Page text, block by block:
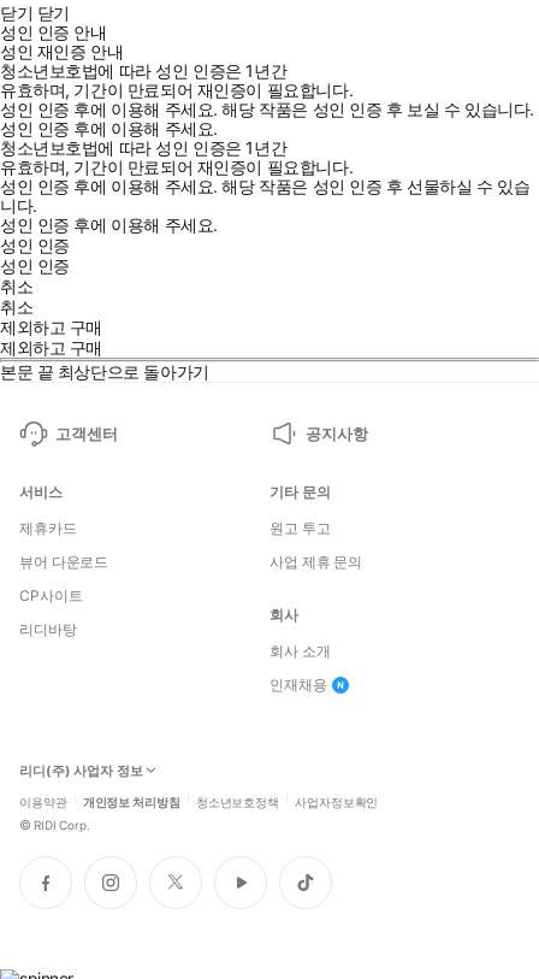
닫기 닫기
성인 인증 안내
성인 재인증 안내
청소년보호법에 따라 성인 인증은 1년간
유효하며, 기간이 만료되어 재인증이 필요합니다.
성인 인증 후에 이용해 주세요.해당 작품은 성인 인증 후 보실 수 있습니다.
성인 인증 후에 이용해 주세요.
청소년보호법에 따라 성인 인증은 1년간
유효하며, 기간이 만료되어 재인증이 필요합니다.
성인 인증 후에 이용해 주세요.해당 작품은 성인 인증 후 선물하실 수 있습
니다.
성인 인증 후에 이용해 주세요.
성인 인증
성인 인증
취소
취소
제외하고 구매
제외하고 구매
본문 끝 최상단으로 돌아가기
고객센터 공지사항
서비스
제휴카드
뷰어 다운로드
CP사이트
리디바탕
기타 문의
원고 투고
사업 제휴 문의
회사
회사 소개
인재채용
리디(주) 사업자 정보
이용약관 개인정보 처리방침 청소년보호정책 사업자정보확인
© RIDI Corp.
페
이
인
스
트
위
유
튜
틱
톡